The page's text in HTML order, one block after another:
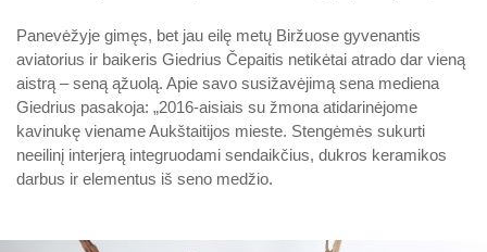
Biržai XIX a.
Biržai XX a.
Pr An Tr Ke Pe Še Se
1
3 4 5 6 7 8
Panevėžyje gimęs, bet jau eilę metų Biržuose gyvenantis
aviatorius ir baikeris Giedrius Čepaitis netikėtai atrado dar vieną
aistrą – seną ąžuolą. Apie savo susižavėjimą sena mediena
Giedrius pasakoja: „2016-aisiais su žmona atidarinėjome
kavinukę viename Aukštaitijos mieste. Stengėmės sukurti
neeilinį interjerą integruodami sendaikčius, dukros keramikos
darbus ir elementus iš seno medžio.